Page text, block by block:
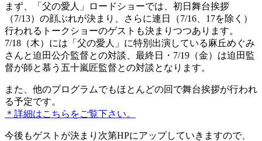
まず、「父の愛人」ロードショーでは、初日舞台挨拶
（7/13）の顔ぶれが決まり、さらに連日（7/16、17を除く）
行われるトークショーのゲストも決まりつつあります。
7/18（木）には「父の愛人」に特別出演している麻丘めぐみ
さんと迫田公介監督との対談、最終日・7/19（金）は迫田監
督が師と慕う五十嵐匠監督との対談となります。
また、他のプログラムでもほとんどの回で舞台挨拶が行われ
る予定です。
＊詳細はこちらをご覧下さい。
今後もゲストが決まり次第HPにアップしていきますので、